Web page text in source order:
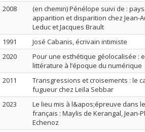
2008
(en chemin) Pénélope suivi de :
apparition et disparition chez Jean-
Leduc et Jacques Brault
1991
José Cabanis, écrivain intimiste
2020
Pour une esthétique géolocalisée :
littérature à l’époque du numérique
2011
Transgressions et croisements : le
fugueur chez Leïla Sebbar
2023
Le lieu mis à l&apos;épreuve dans
français : Maylis de Kerangal, Jean-
Echenoz